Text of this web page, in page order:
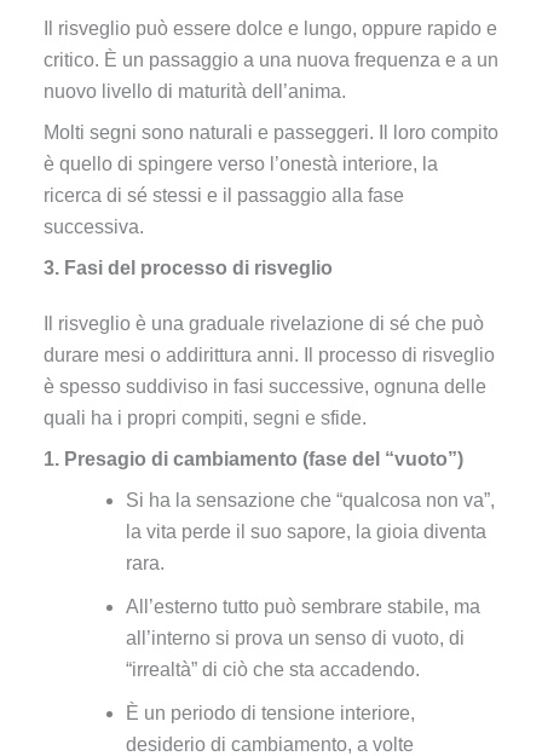
Il risveglio può essere dolce e lungo, oppure rapido e
critico. È un passaggio a una nuova frequenza e a un
nuovo livello di maturità dell’anima.
Molti segni sono naturali e passeggeri. Il loro compito
è quello di spingere verso l’onestà interiore, la
ricerca di sé stessi e il passaggio alla fase
successiva.
3. Fasi del processo di risveglio
Il risveglio è una graduale rivelazione di sé che può
durare mesi o addirittura anni. Il processo di risveglio
è spesso suddiviso in fasi successive, ognuna delle
quali ha i propri compiti, segni e sfide.
1. Presagio di cambiamento (fase del “vuoto”)
Si ha la sensazione che “qualcosa non va”,
la vita perde il suo sapore, la gioia diventa
rara.
All’esterno tutto può sembrare stabile, ma
all’interno si prova un senso di vuoto, di
“irrealtà” di ciò che sta accadendo.
È un periodo di tensione interiore,
desiderio di cambiamento, a volte